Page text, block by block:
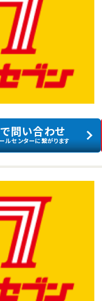
問い合わせ
ルセンターに繋がります